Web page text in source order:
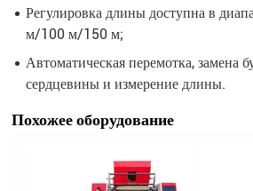
Регулировка длины доступна в
м/100 м/150 м;
Автоматическая перемотка, замена
сердцевины и измерение длины.
Похожее оборудование